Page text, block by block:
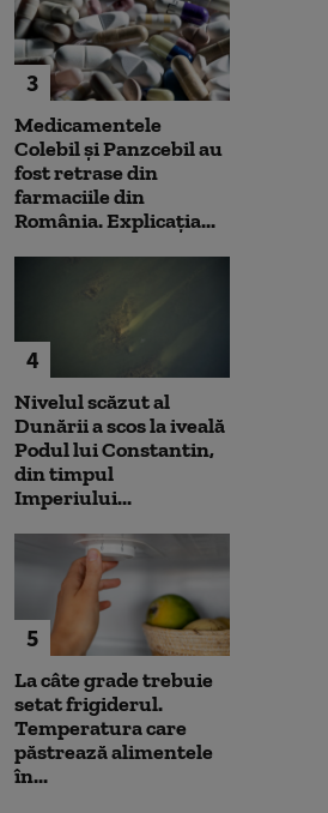
3
Medicamentele
Colebil și Panzcebil au
fost retrase din
farmaciile din
România. Explicația...
4
Nivelul scăzut al
Dunării a scos la iveală
Podul lui Constantin,
din timpul
Imperiului...
5
La câte grade trebuie
setat frigiderul.
Temperatura care
păstrează alimentele
în...